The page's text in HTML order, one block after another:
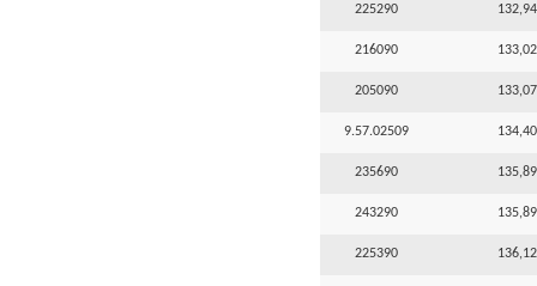
225290
216090
205090
9.57.02509
235690
243290
225390